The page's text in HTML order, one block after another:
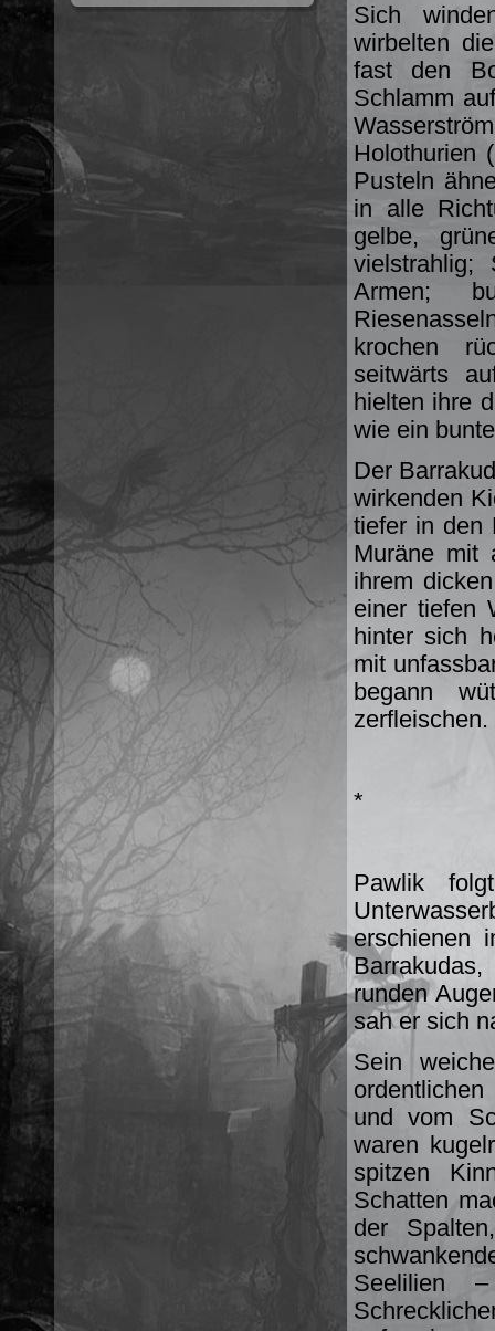
Sich
wirbelten
fast den
Schlamm
Holothurien
Pusteln
in alle
gelbe,
vielstrahlig;
Armen;
krochen
seitwärts
hielten ihre
wie ein
Der
wirkenden
tiefer in den
Muräne mit
ihrem
einer tiefen
hinter sich
mit
begann
zerfleischen.
*
Pawlik
erschienen
runden
sah er sich
Sein
und vom
waren
spitzen
Schatten
der
Seelilien